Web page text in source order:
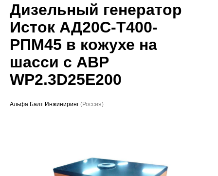
Сервис
Судовое ЭО
Проекты
Дизельный генератор
Исток АД20С-Т400-
РПМ45 в кожухе на
шасси с АВР
WP2.3D25E200
Альфа Балт Инжиниринг (Россия)